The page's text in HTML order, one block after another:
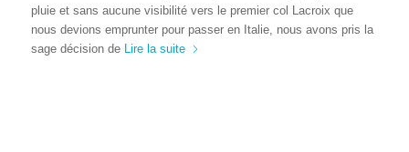
pluie et sans aucune visibilité vers le premier col Lacroix que
nous devions emprunter pour passer en Italie, nous avons pris la
sage décision de Lire la suite